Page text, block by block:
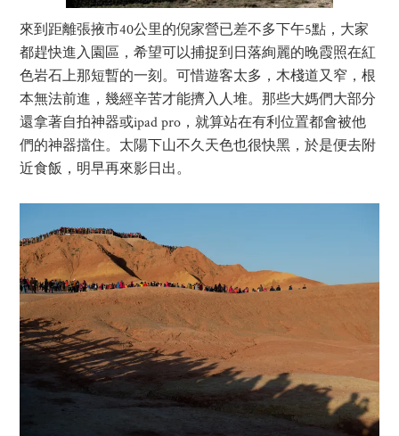
來到距離張掖市40公里的倪家營已差不多下午5點，大家
都趕快進入園區，希望可以捕捉到日落絢麗的晚霞照在紅
色岩石上那短暫的一刻。可惜遊客太多，木棧道又窄，根
本無法前進，幾經辛苦才能擠入人堆。那些大媽們大部分
還拿著自拍神器或ipad pro，就算站在有利位置都會被他
們的神器擋住。太陽下山不久天色也很快黑，於是便去附
近食飯，明早再來影日出。